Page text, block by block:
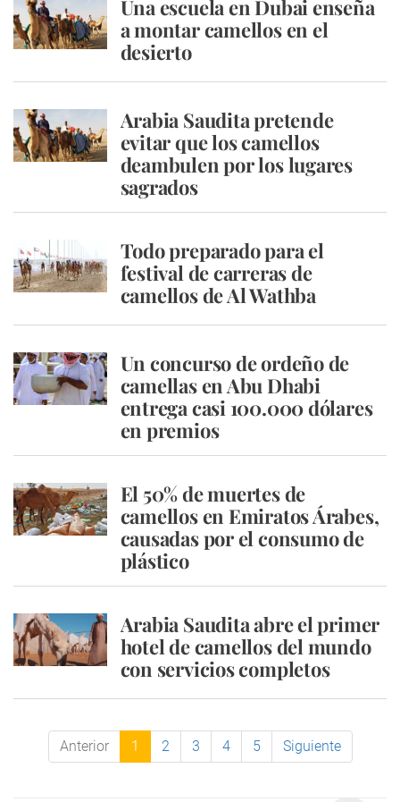
Una escuela en Dubai enseña
a montar camellos en el
desierto
Arabia Saudita pretende
evitar que los camellos
deambulen por los lugares
sagrados
Todo preparado para el
festival de carreras de
camellos de Al Wathba
Un concurso de ordeño de
camellas en Abu Dhabi
entrega casi 100.000 dólares
en premios
El 50% de muertes de
camellos en Emiratos Árabes,
causadas por el consumo de
plástico
Arabia Saudita abre el primer
hotel de camellos del mundo
con servicios completos
Anterior 1 2 3 4 5 Siguiente